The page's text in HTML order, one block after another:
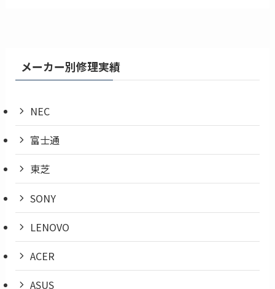
メーカー別修理実績
NEC
富士通
東芝
SONY
LENOVO
ACER
ASUS